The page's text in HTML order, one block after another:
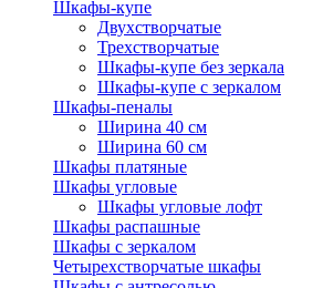
Шкафы-купе
Двухстворчатые
Трехстворчатые
Шкафы-купе без зеркала
Шкафы-купе с зеркалом
Шкафы-пеналы
Ширина 40 см
Ширина 60 см
Шкафы платяные
Шкафы угловые
Шкафы угловые лофт
Шкафы распашные
Шкафы с зеркалом
Четырехстворчатые шкафы